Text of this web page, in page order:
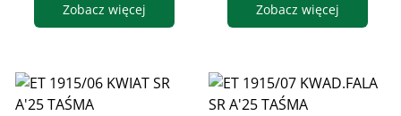
Zobacz więcej Zobacz więcej